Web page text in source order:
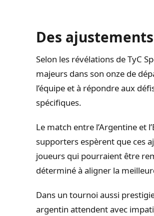
Des
Selon les révélations de TyC
majeurs dans son onze de
l’équipe et à répondre aux
spécifiques.
Le match entre l’Argentine et
supporters espèrent que ces
joueurs qui pourraient être
déterminé à aligner la
Dans un tournoi aussi
argentin attendent avec